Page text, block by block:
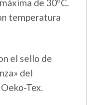
de 30ºC.
temperatura
el sello de
del
Tex.